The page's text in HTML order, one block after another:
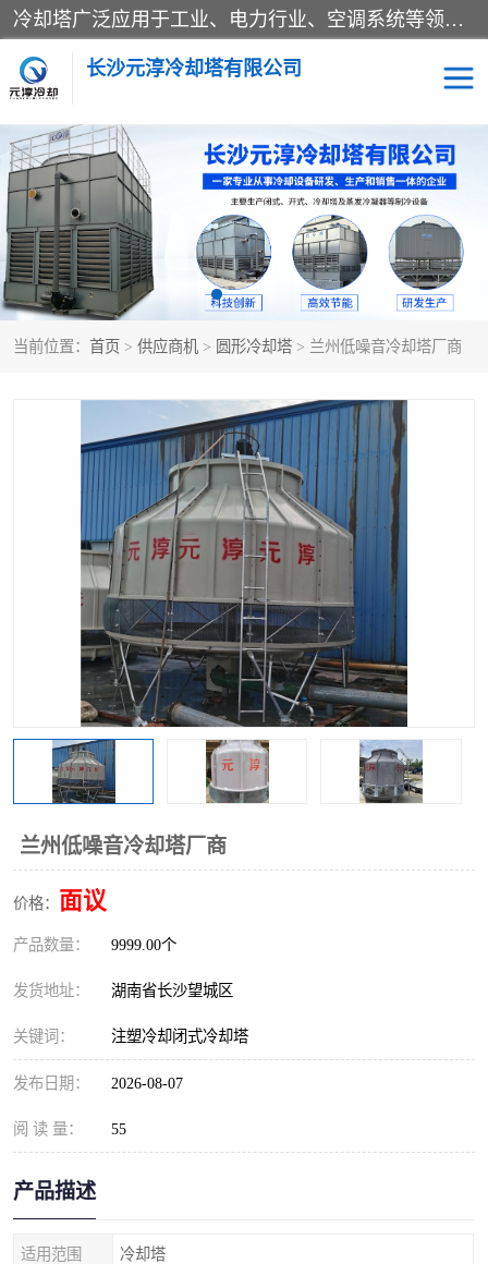
冷却塔广泛应用于工业、电力行业、空调系统等领域。在电力行业中，用于冷却发电机组的循环水；在工业生产中，如化工、冶金等行业，可降低生产过程中产生的热量；在空调系统中，为空调设备提供冷却水源
长沙元淳冷却塔有限公司
当前位置： 首页 > 供应商机 > 圆形冷却塔 > 兰州低噪音冷却塔厂商
兰州低噪音冷却塔厂商
价格： 面议
产品数量： 9999.00个
发货地址： 湖南省长沙望城区
关键词： 注塑冷却闭式冷却塔
发布日期： 2026-08-07
阅 读 量： 55
产品描述
适用范围 冷却塔
方形开式冷却塔 圆形冷却塔
闭式冷却塔 水箱
电控箱 水泵
板式换热器